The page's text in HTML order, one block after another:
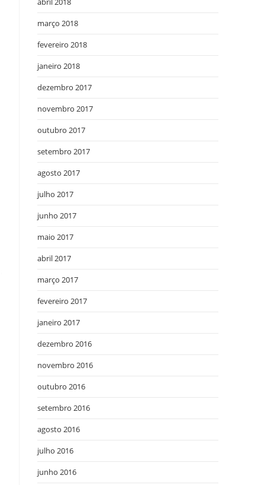
março 2018
fevereiro 2018
janeiro 2018
dezembro 2017
novembro 2017
outubro 2017
setembro 2017
agosto 2017
julho 2017
junho 2017
maio 2017
abril 2017
março 2017
fevereiro 2017
janeiro 2017
dezembro 2016
novembro 2016
outubro 2016
setembro 2016
agosto 2016
julho 2016
junho 2016